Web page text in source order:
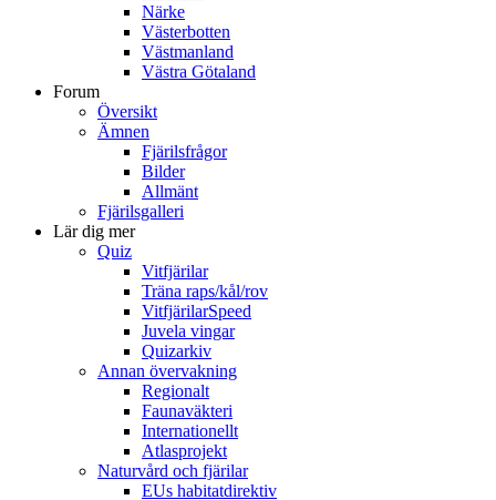
Närke
Västerbotten
Västmanland
Västra Götaland
Forum
Översikt
Ämnen
Fjärilsfrågor
Bilder
Allmänt
Fjärilsgalleri
Lär dig mer
Quiz
Vitfjärilar
Träna raps/kål/rov
VitfjärilarSpeed
Juvela vingar
Quizarkiv
Annan övervakning
Regionalt
Faunaväkteri
Internationellt
Atlasprojekt
Naturvård och fjärilar
EUs habitatdirektiv